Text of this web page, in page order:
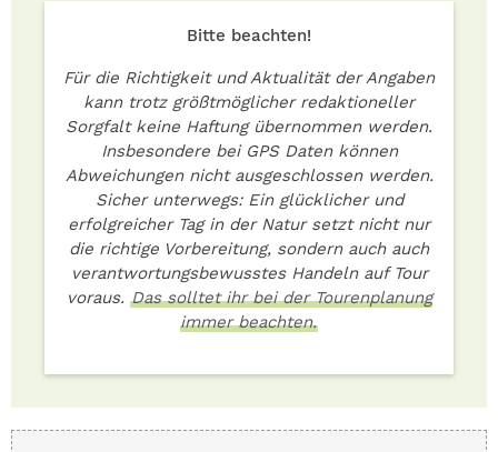
Bitte beachten!
Für die Richtigkeit und Aktualität der Angaben
kann trotz größtmöglicher redaktioneller
Sorgfalt keine Haftung übernommen werden.
Insbesondere bei GPS Daten können
Abweichungen nicht ausgeschlossen werden.
Sicher unterwegs: Ein glücklicher und
erfolgreicher Tag in der Natur setzt nicht nur
die richtige Vorbereitung, sondern auch auch
verantwortungsbewusstes Handeln auf Tour
voraus. Das solltet ihr bei der Tourenplanung
immer beachten.